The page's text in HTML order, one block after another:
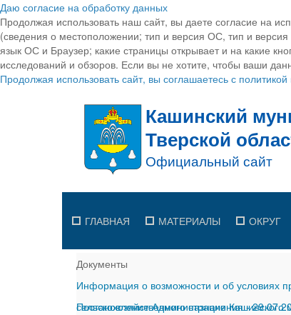
Даю согласие на обработку данных
Продолжая использовать наш сайт, вы даете согласие на
(сведения о местоположении; тип и версия ОС, тип и версия
язык ОС и Браузер; какие страницы открывает и на какие
исследований и обзоров. Если вы не хотите, чтобы ваши
Продолжая использовать сайт, вы соглашаетесь с
ГЛАВНАЯ МАТЕРИАЛЫ ОКРУГ
Документы
Информация о возможности и об условиях
сельскохозяйственного назначения-
Постановление Администрации Кашинского